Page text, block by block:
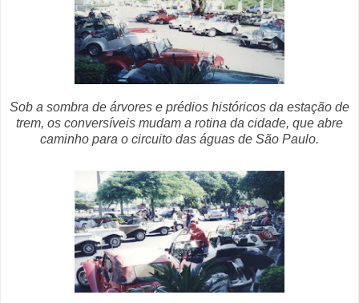
Sob a sombra de árvores e prédios históricos da estação de
trem, os conversíveis mudam a rotina da cidade, que abre
caminho para o circuito das águas de São Paulo.